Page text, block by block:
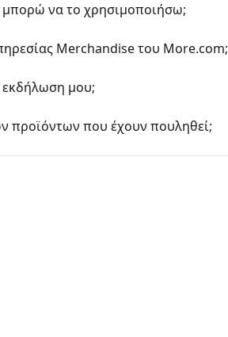
μπορώ να το χρησιμοποιήσω;
Merchandise του More.com;
μου;
που έχουν πουληθεί;